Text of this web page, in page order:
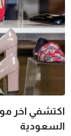
اكتشفي اخر
السعودية